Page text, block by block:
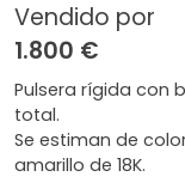
Vendido por
1.800 €
Pulsera rígida con
total.
Se estiman de
amarillo de 18K.